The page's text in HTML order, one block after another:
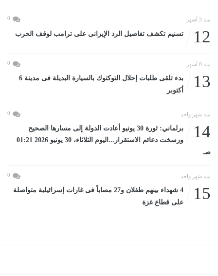
منذ 3 أشهر 0
12 تسنيم تكشف تفاصيل الرد الإيرانى على ترامب لوقف الحرب
منذ 8 أشهر 0
13
بدء تلقى طلبات إحلال التوكتوك بالسيارة البديلة فى مدينة 6
أكتوبر
منذ شهر واحد 0
14
برلماني: ثورة 30 يونيو أعادت الدولة إلى مسارها الصحيح
ورسخت دعائم الاستقرار...اليوم الثلاثاء، 30 يونيو 2026 01:21
صـ
منذ شهر واحد 0
15
4 شهداء بينهم طفلان و27 مصاباً فى غارات إسرائيلية متواصلة
على قطاع غزة